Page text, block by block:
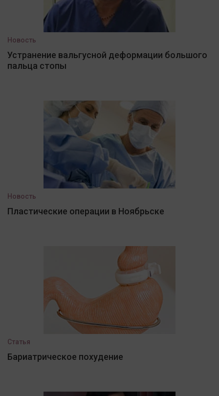
Новость
Устранение вальгусной деформации большого
пальца стопы
Новость
Пластические операции в Ноябрьске
Статья
Бариатрическое похудение